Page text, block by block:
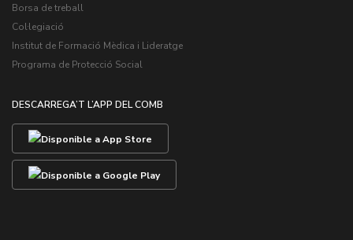
Borsa de treball
Col·legiació
Institut de Formació Mèdica i Lideratge
Programa de Protecció Social
DESCARREGA’T L’APP DEL COMB